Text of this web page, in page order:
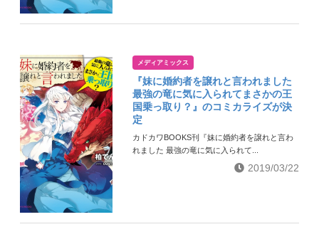
メディアミックス
『妹に婚約者を譲れと言われました
最強の竜に気に入られてまさかの王
国乗っ取り？』のコミカライズが決
定
カドカワBOOKS刊『妹に婚約者を譲れと言わ
れました 最強の竜に気に入られて...
2019/03/22